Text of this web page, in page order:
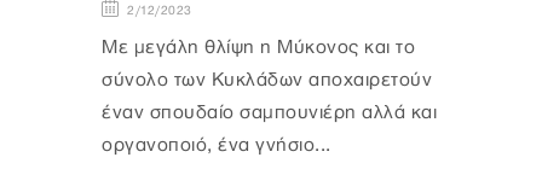
2/12/2023
Με μεγάλη θλίψη η Μύκονος και το
σύνολο των Κυκλάδων αποχαιρετούν
έναν σπουδαίο σαμπουνιέρη αλλά και
οργανοποιό, ένα γνήσιο...